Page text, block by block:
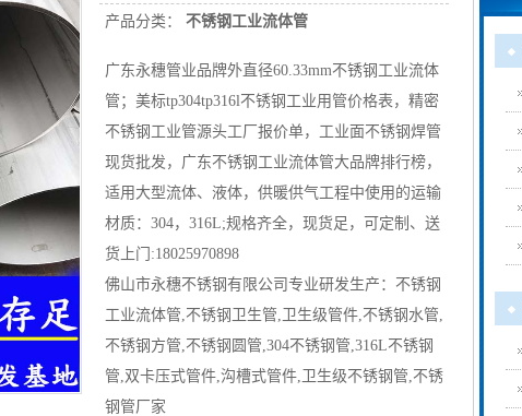
产品分类： 不锈钢工业流体管
广东永穗管业品牌外直径60.33mm不锈钢工业流体
管；美标tp304tp316l不锈钢工业用管价格表，精密
不锈钢工业管源头工厂报价单，工业面不锈钢焊管
现货批发，广东不锈钢工业流体管大品牌排行榜，
适用大型流体、液体，供暖供气工程中使用的运输
材质：304，316L;规格齐全，现货足，可定制、送
货上门:18025970898
佛山市永穗不锈钢有限公司专业研发生产：不锈钢
工业流体管,不锈钢卫生管,卫生级管件,不锈钢水管,
不锈钢方管,不锈钢圆管,304不锈钢管,316L不锈钢
管,双卡压式管件,沟槽式管件,卫生级不锈钢管,不锈
钢管厂家